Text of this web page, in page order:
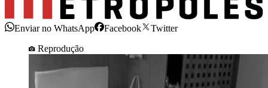
Enviar no WhatsApp Facebook
Twitter
Reprodução